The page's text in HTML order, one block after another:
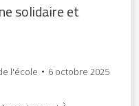
solidaire et
l'école 6 octobre 2025